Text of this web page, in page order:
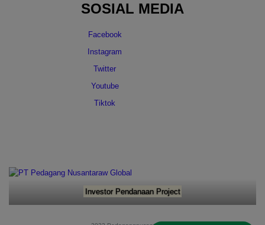
SOSIAL MEDIA
Facebook
Instagram
Twitter
Youtube
Tiktok
Investor Pendanaan Project